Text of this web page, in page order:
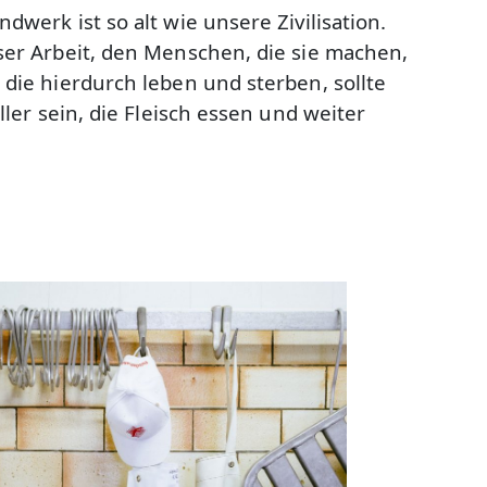
ist so alt wie unsere Zivilisation.
Arbeit, den Menschen, die sie machen,
hierdurch leben und sterben, sollte
sein, die Fleisch essen und weiter